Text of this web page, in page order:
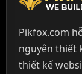
Pikfox.com
nguyên thiết
thiết kế